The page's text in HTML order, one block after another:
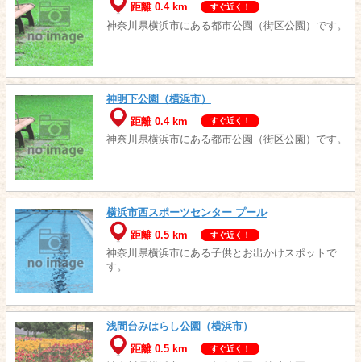
距離 0.4 km
すぐ近く！
神奈川県横浜市にある都市公園（街区公園）です。
神明下公園（横浜市）
距離 0.4 km
すぐ近く！
神奈川県横浜市にある都市公園（街区公園）です。
横浜市西スポーツセンター プール
距離 0.5 km
すぐ近く！
神奈川県横浜市にある子供とお出かけスポットで
す。
浅間台みはらし公園（横浜市）
距離 0.5 km
すぐ近く！